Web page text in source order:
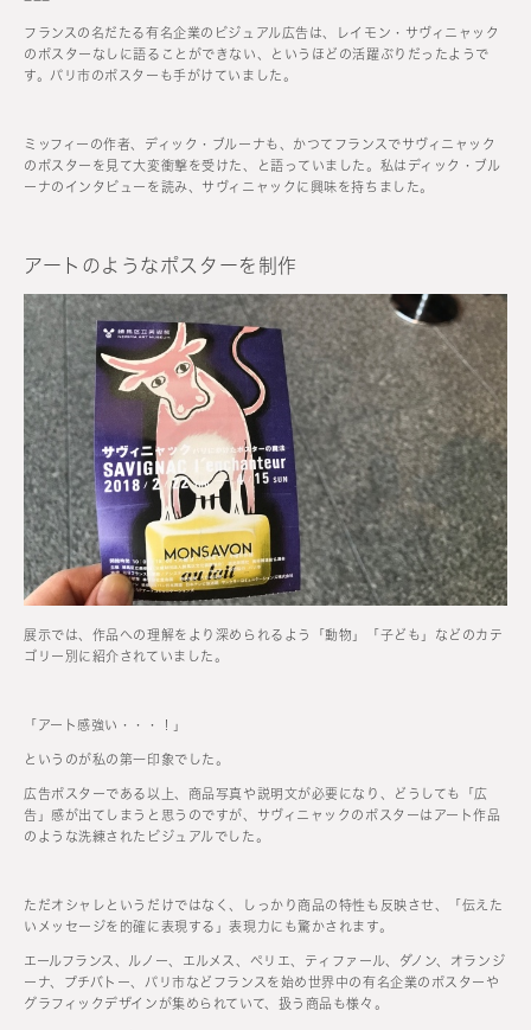
フランスの名だたる有名企業のビジュアル広告は、レイモン・サヴィニャック
のポスターなしに語ることができない、というほどの活躍ぶりだったようで
す。パリ市のポスターも手がけていました。
ミッフィーの作者、ディック・ブルーナも、かつてフランスでサヴィニャック
のポスターを見て大変衝撃を受けた、と語っていました。私はディック・ブル
ーナのインタビューを読み、サヴィニャックに興味を持ちました。
アートのようなポスターを制作
展示では、作品への理解をより深められるよう「動物」「子ども」などのカテ
ゴリー別に紹介されていました。
「アート感強い・・・！」
というのが私の第一印象でした。
広告ポスターである以上、商品写真や説明文が必要になり、どうしても「広
告」感が出てしまうと思うのですが、サヴィニャックのポスターはアート作品
のような洗練されたビジュアルでした。
ただオシャレというだけではなく、しっかり商品の特性も反映させ、「伝えた
いメッセージを的確に表現する」表現力にも驚かされます。
エールフランス、ルノー、エルメス、ペリエ、ティファール、ダノン、オランジ
ーナ、プチバトー、パリ市などフランスを始め世界中の有名企業のポスターや
グラフィックデザインが集められていて、扱う商品も様々。